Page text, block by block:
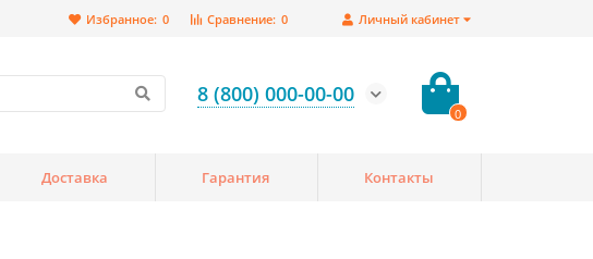
Личный кабинет
Сравнение: 0
Избранное: 0
8 (800) 000-00-00
0
Доставка Гарантия Контакты